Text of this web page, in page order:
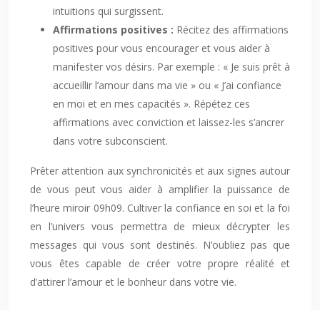
intuitions qui surgissent.
Affirmations positives : Récitez des affirmations
positives pour vous encourager et vous aider à
manifester vos désirs. Par exemple : « Je suis prêt à
accueillir l’amour dans ma vie » ou « J’ai confiance
en moi et en mes capacités ». Répétez ces
affirmations avec conviction et laissez-les s’ancrer
dans votre subconscient.
Prêter attention aux synchronicités et aux signes autour
de vous peut vous aider à amplifier la puissance de
l’heure miroir 09h09. Cultiver la confiance en soi et la foi
en l’univers vous permettra de mieux décrypter les
messages qui vous sont destinés. N’oubliez pas que
vous êtes capable de créer votre propre réalité et
d’attirer l’amour et le bonheur dans votre vie.